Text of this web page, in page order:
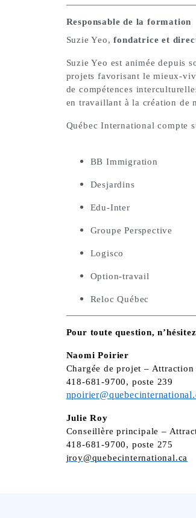
Responsable de la formation
Suzie Yeo,fondatrice et
Suzie Yeo est animée depuis
projets favorisant le mieux-
de compétences
en travaillant à la création de
Québec International compte
BB Immigration
Desjardins
Edu-Inter
Groupe Perspective
Logisco
Option-travail
Reloc Québec
Pour toute question,
Naomi Poirier
Chargée de projet –
418-681-9700, poste 239
Julie Roy
Conseillère principale –
418-681-9700, poste 275
jroy@quebecinternational.ca